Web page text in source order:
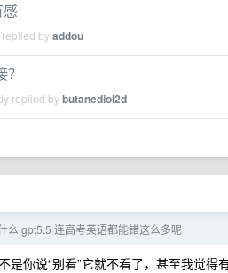
感
byaddou
replied bybutanediol2d
么 gpt5.5 连高考英语都能错这么多呢
你说“别看”它就不看了，甚至我觉得